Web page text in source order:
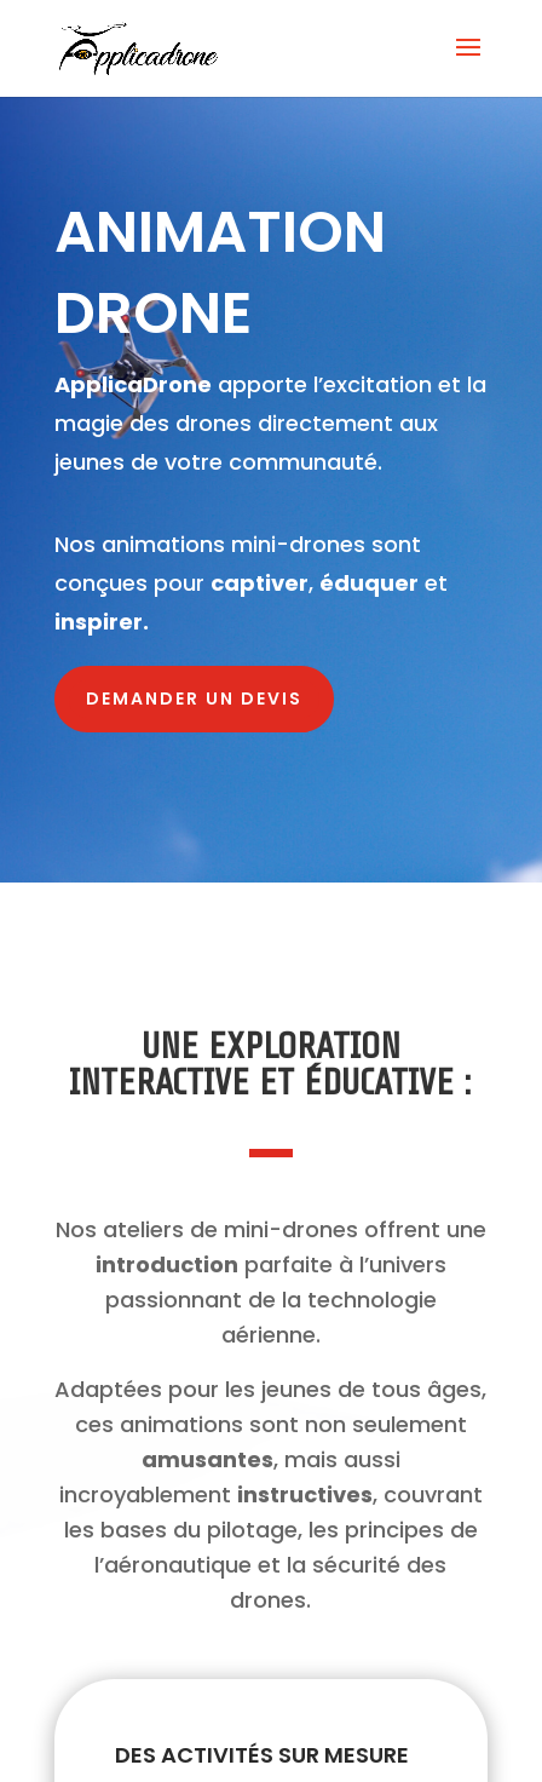
ANIMATION
DRONE
ApplicaDrone apporte l’excitation et la
magie des drones directement aux
jeunes de votre communauté.
Nos animations mini-drones sont
conçues pour captiver, éduquer et
inspirer.
DEMANDER UN DEVIS
UNE EXPLORATION
INTERACTIVE ET ÉDUCATIVE :
Nos ateliers de mini-drones offrent une
introduction parfaite à l’univers
passionnant de la technologie
aérienne.
Adaptées pour les jeunes de tous âges,
ces animations sont non seulement
amusantes, mais aussi
incroyablement instructives, couvrant
les bases du pilotage, les principes de
l’aéronautique et la sécurité des
drones.
DES ACTIVITÉS SUR MESURE